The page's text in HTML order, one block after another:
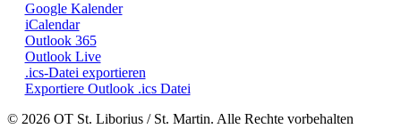
Google Kalender
iCalendar
Outlook 365
Outlook Live
.ics-Datei exportieren
Exportiere Outlook .ics Datei
© 2026 OT St. Liborius / St. Martin. Alle Rechte vorbehalten